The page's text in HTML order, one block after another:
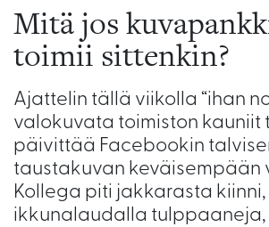
Mitä jos
toimii sittenkin?
Ajattelin tällä viikolla “ihan
valokuvata toimiston kauniit
päivittää Facebookin
taustakuvan keväisempään
Kollega piti jakkarasta kiinni,
ikkunalaudalla tulppaaneja,